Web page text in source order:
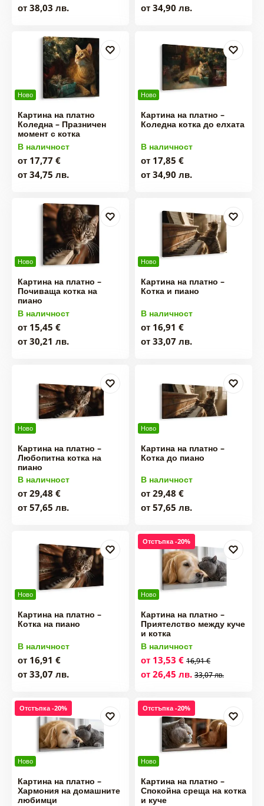
от 38,03 лв. от 34,90 лв.
Ново
Картина на платно
Коледна – Празничен
момент с котка
В наличност
от 17,77 €
от 34,75 лв.
Ново
Картина на платно –
Коледна котка до елхата
В наличност
от 17,85 €
от 34,90 лв.
Ново
Картина на платно –
Почиваща котка на
пиано
В наличност
от 15,45 €
от 30,21 лв.
Ново
Картина на платно –
Котка и пиано
В наличност
от 16,91 €
от 33,07 лв.
Ново
Картина на платно –
Любопитна котка на
пиано
В наличност
от 29,48 €
от 57,65 лв.
Ново
Картина на платно –
Котка до пиано
В наличност
от 29,48 €
от 57,65 лв.
Ново
Картина на платно –
Котка на пиано
В наличност
от 16,91 €
от 33,07 лв.
Ново
Отстъпка -20%
Картина на платно –
Приятелство между куче
и котка
В наличност
от 13,53 € 16,91 €
от 26,45 лв. 33,07 лв.
Ново
Отстъпка -20%
Картина на платно –
Хармония на домашните
любимци
Ново
Отстъпка -20%
Картина на платно –
Спокойна среща на котка
и куче